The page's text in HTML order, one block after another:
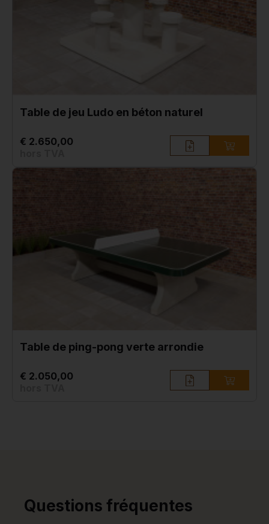
Table de jeu Ludo en béton naturel
€ 2.650,00
Table de ping-pong verte arrondie
€ 2.050,00
Questions fréquentes